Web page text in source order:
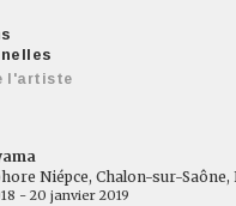
l'artiste
Niépce, Chalon-sur-Saône,
- 20 janvier 2019